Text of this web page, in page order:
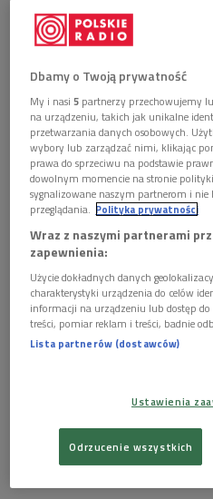
Dziennikarstwo śledcze w
świata/Dwójka)
Dziennikarstwo śledcze to wyjątkowo
dziennikarstwa. Coraz rzadziej stań na
redakcje... Foto: Wojciech Cieśla
w ramach jednej redakcji, a
materiałów do analizy.
przeprowadzenie takich
Dbamy o Twoją prywatność
My i nasi5 partnerzy przechowujemy
na urządzeniu, takich jak unikalne
przetwarzania danych osobowych.
wybory lub zarządzać nimi, klikając
prawa do sprzeciwu na podstawie
dowolnym momencie na stronie
sygnalizowane naszym partnerom i nie
przeglądania. Polityka prywatności
Wraz z naszymi partnerami
zapewnienia:
Użycie dokładnych danych
charakterystyki urządzenia do celów
informacji na urządzeniu lub dostęp
treści, pomiar reklam i treści, badnie
Lista partnerów (dostawców)
Ustawienia
Odrzucenie wszystkich